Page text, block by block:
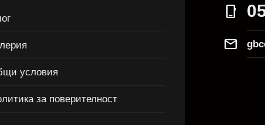
условия
за поверителност
phone_iphone
Mail